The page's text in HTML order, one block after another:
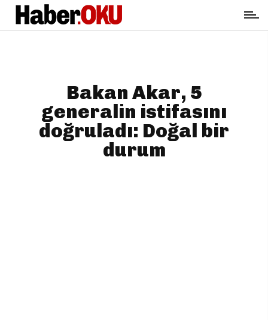
Bakan Akar, 5
generalin istifasını
doğruladı: Doğal bir
durum